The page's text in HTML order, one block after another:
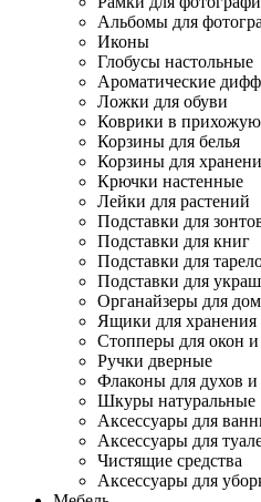
Альбомы для
Иконы
Глобусы настольные
Ароматические
Ложки для обуви
Коврики в прихожую
Корзины для белья
Корзины для
Крючки настенные
Лейки для растений
Подставки для
Подставки для книг
Подставки для
Подставки для
Органайзеры для
Ящики для хранения
Стопперы для окон и
Ручки дверные
Флаконы для духов
Шкуры натуральные
Аксессуары для
Аксессуары для
Чистящие средства
Аксессуары для